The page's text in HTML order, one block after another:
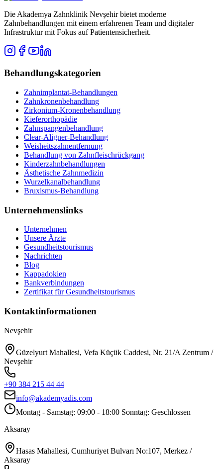
Die Akademya Zahnklinik Nevşehir bietet moderne
Zahnbehandlungen mit einem erfahrenen Team und digitaler
Infrastruktur mit Fokus auf Patientensicherheit.
Behandlungskategorien
Zahnimplantat-Behandlungen
Zahnkronenbehandlung
Zirkonium-Kronenbehandlung
Kieferorthopädie
Zahnspangenbehandlung
Clear-Aligner-Behandlung
Weisheitszahnentfernung
Behandlung von Zahnfleischrückgang
Kinderzahnbehandlungen
Ästhetische Zahnmedizin
Wurzelkanalbehandlung
Bruxismus-Behandlung
Unternehmenslinks
Unternehmen
Unsere Ärzte
Gesundheitstourismus
Nachrichten
Blog
Kappadokien
Bankverbindungen
Zertifikat für Gesundheitstourismus
Kontaktinformationen
Nevşehir
Güzelyurt Mahallesi, Vefa Küçük Caddesi, Nr. 21/A Zentrum /
Nevşehir
+90 384 215 44 44
info@akademyadis.com
Montag - Samstag: 09:00 - 18:00 Sonntag: Geschlossen
Aksaray
Hasas Mahallesi, Cumhuriyet Bulvarı No:107, Merkez /
Aksaray